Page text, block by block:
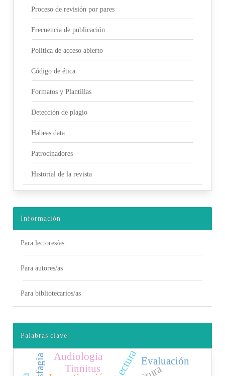
Proceso de revisión por pares
Frecuencia de publicación
Política de acceso abierto
Código de ética
Formatos y Plantillas
Detección de plagio
Habeas data
Patrocinadores
Historial de la revista
Información
Para lectores/as
Para autores/as
Para bibliotecarios/as
Palabras clave
Lectura Evaluación
Tinnitus
Audiología